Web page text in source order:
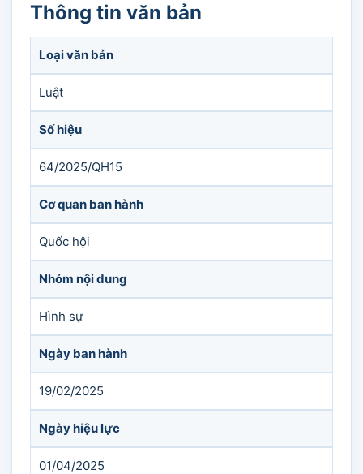
Thông tin văn bản
Loại văn bản
Luật
Số hiệu
64/2025/QH15
Cơ quan ban hành
Quốc hội
Nhóm nội dung
Hình sự
Ngày ban hành
19/02/2025
Ngày hiệu lực
01/04/2025